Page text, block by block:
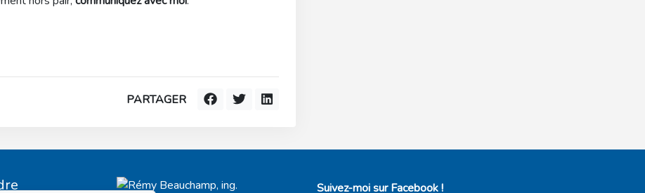
PARTAGER
Suivez-moi sur Facebook !